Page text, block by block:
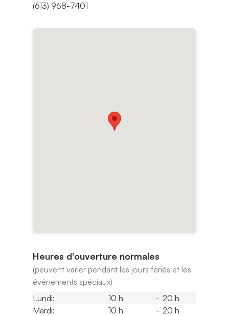
(613) 968-7401
Heures d'ouverture normales
(peuvent varier pendant les jours fériés et les
événements spéciaux)
Lundi:
10 h - 20 h
Mardi:
10 h - 20 h